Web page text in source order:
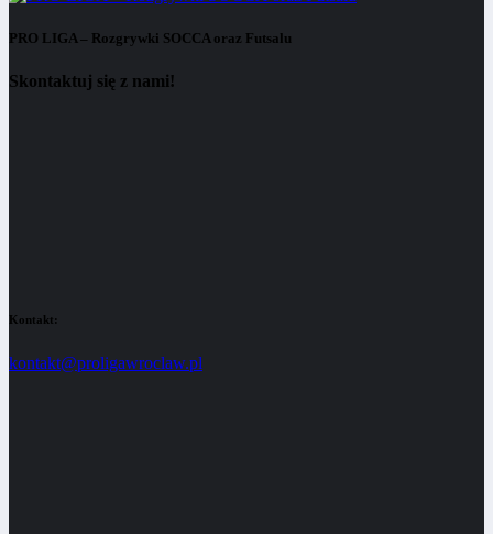
PRO LIGA – Rozgrywki SOCCA oraz Futsalu
Skontaktuj się z nami!
Kontakt:
kontakt@proligawroclaw.pl